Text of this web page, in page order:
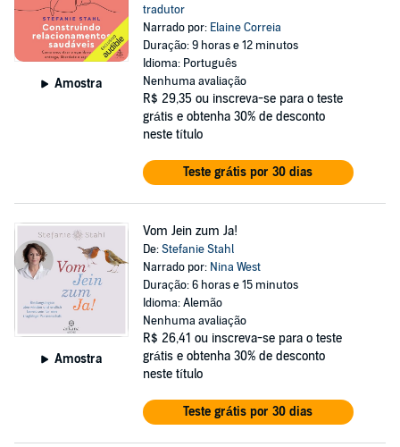
Amostra
tradutor
Narrado por: Elaine Correia
Duração: 9 horas e 12 minutos
Idioma: Português
Nenhuma avaliação
R$ 29,35 ou inscreva-se para o teste
grátis e obtenha 30% de desconto
neste título
Teste grátis por 30 dias
Amostra
Vom Jein zum Ja!
De:Stefanie Stahl
Narrado por: Nina West
Duração: 6 horas e 15 minutos
Idioma: Alemão
Nenhuma avaliação
R$ 26,41 ou inscreva-se para o teste
grátis e obtenha 30% de desconto
neste título
Teste grátis por 30 dias